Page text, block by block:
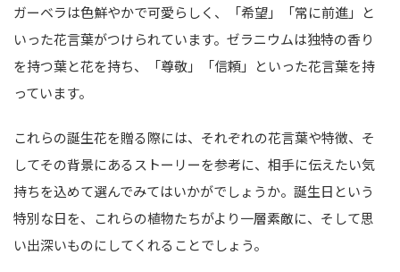
ガーベラは色鮮やかで可愛らしく、「希望」「常に前進」と
いった花言葉がつけられています。ゼラニウムは独特の香り
を持つ葉と花を持ち、「尊敬」「信頼」といった花言葉を持
っています。
これらの誕生花を贈る際には、それぞれの花言葉や特徴、そ
してその背景にあるストーリーを参考に、相手に伝えたい気
持ちを込めて選んでみてはいかがでしょうか。誕生日という
特別な日を、これらの植物たちがより一層素敵に、そして思
い出深いものにしてくれることでしょう。